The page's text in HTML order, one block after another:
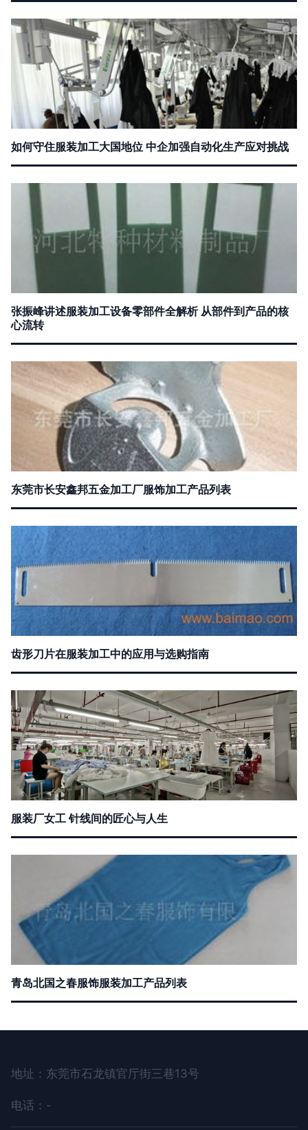
如何守住服装加工大国地位 中企加强自动化生产应对挑战
张振峰讲述服装加工设备零部件全解析 从部件到产品的核
心流转
东莞市长安鑫邦五金加工厂服饰加工产品列表
齿形刀片在服装加工中的应用与选购指南
服装厂女工 针线间的匠心与人生
青岛北国之春服饰服装加工产品列表
地址：东莞市石龙镇官厅街三巷13号
电话：-